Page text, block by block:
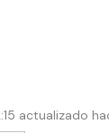
actualizado